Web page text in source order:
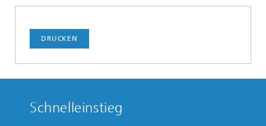
DRUCKEN
Schnelleinstieg